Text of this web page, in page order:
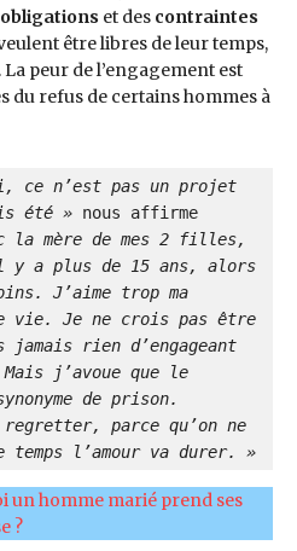
obligations et des contraintes
être libres de leur temps,
peur de l’engagement est
du refus de certains hommes à
ce n’est pas un projet
été » nous affirme
la mère de mes 2 filles,
y a plus de 15 ans, alors
J’aime trop ma
vie. Je ne crois pas être
rien d’engageant
j’avoue que le
de prison.
parce qu’on ne
temps l’amour va durer. »
un homme marié prend ses
?